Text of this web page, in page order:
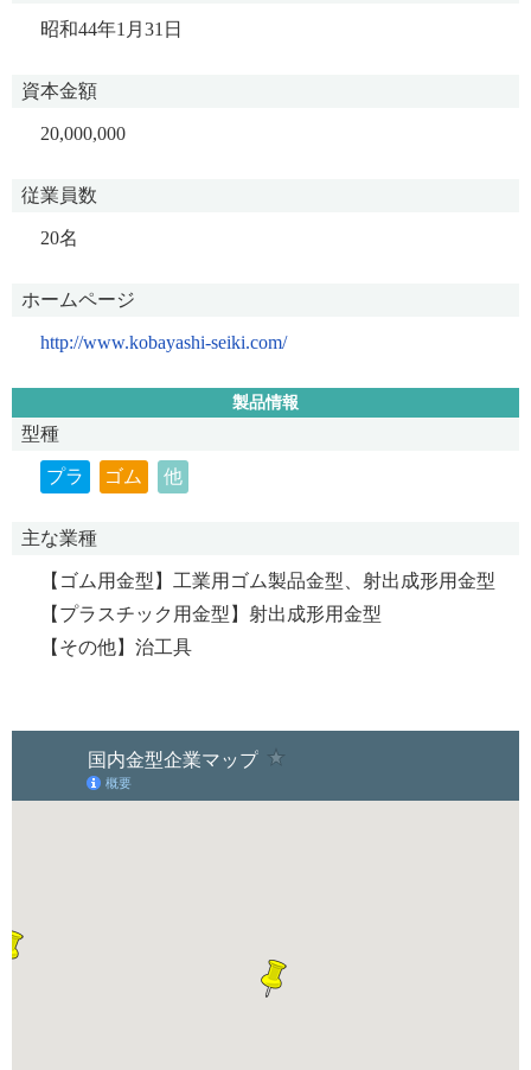
昭和44年1月31日
資本金額
20,000,000
従業員数
20名
ホームページ
http://www.kobayashi-seiki.com/
製品情報
型種
プラ ゴム 他
主な業種
【ゴム用金型】工業用ゴム製品金型、射出成形用金型
【プラスチック用金型】射出成形用金型
【その他】治工具